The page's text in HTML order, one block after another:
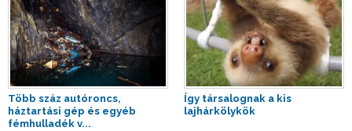
Több száz autóroncs,
háztartási gép és egyéb
fémhulladék v...
Így társalognak a kis
lajhárkölykök